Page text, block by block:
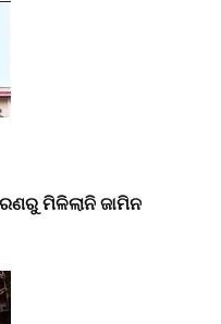
ମିଳିଲାନି ଜାମିନ